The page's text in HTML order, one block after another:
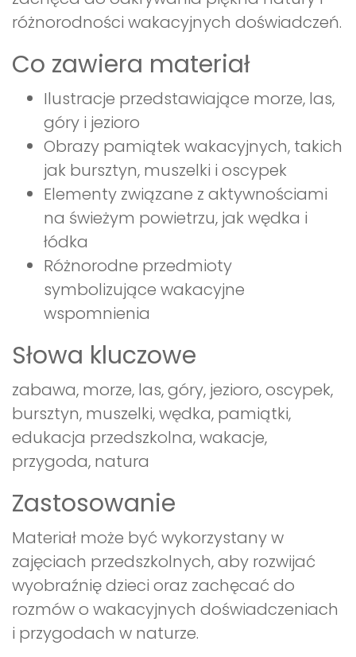
różnorodności wakacyjnych doświadczeń.
Co zawiera materiał
Ilustracje przedstawiające morze, las,
góry i jezioro
Obrazy pamiątek wakacyjnych, takich
jak bursztyn, muszelki i oscypek
Elementy związane z aktywnościami
na świeżym powietrzu, jak wędka i
łódka
Różnorodne przedmioty
symbolizujące wakacyjne
wspomnienia
Słowa kluczowe
zabawa, morze, las, góry, jezioro, oscypek,
bursztyn, muszelki, wędka, pamiątki,
edukacja przedszkolna, wakacje,
przygoda, natura
Zastosowanie
Materiał może być wykorzystany w
zajęciach przedszkolnych, aby rozwijać
wyobraźnię dzieci oraz zachęcać do
rozmów o wakacyjnych doświadczeniach
i przygodach w naturze.